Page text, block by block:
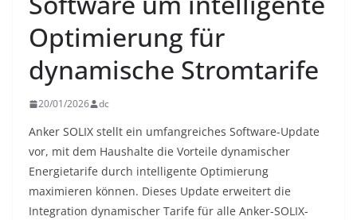
Optimierung für
dynamische Stromtarife
20/01/2026 dc
Anker SOLIX stellt ein umfangreiches Software-Update
vor, mit dem Haushalte die Vorteile dynamischer
Energietarife durch intelligente Optimierung
maximieren können. Dieses Update erweitert die
Integration dynamischer Tarife für alle Anker-SOLIX-